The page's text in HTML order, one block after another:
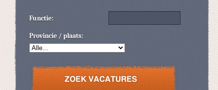
Functie:
Provincie / plaats: